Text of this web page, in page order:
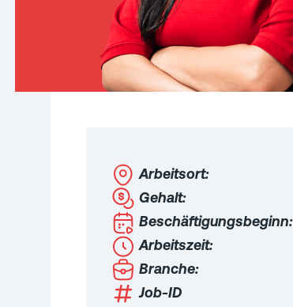
Arbeitsort:
Gehalt:
Beschäftigungsbeginn:
Arbeitszeit:
Branche:
Job-ID